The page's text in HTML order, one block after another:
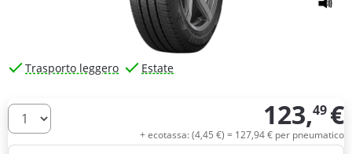
Trasporto leggero Estate
Quantità 123,49 €
+ ecotassa: (4,45 €) = 127,94€ per pneumatico